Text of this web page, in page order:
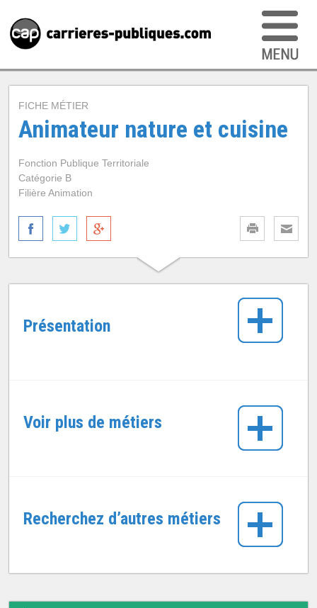
FICHE MÉTIER
Animateur nature et cuisine
Fonction Publique Territoriale
Catégorie B
Filière Animation
Présentation
Voir plus de métiers
Recherchez d’autres métiers